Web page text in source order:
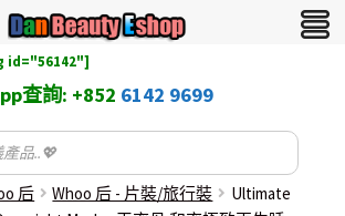
id="56142"]
查詢: +852 6142 9699
后 Whoo 后 - 片裝/旅行裝
Ultimate